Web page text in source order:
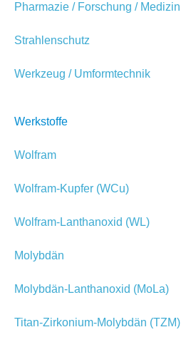
Pharmazie / Forschung / Medizin
Strahlenschutz
Werkzeug / Umformtechnik
Werkstoffe
Wolfram
Wolfram-Kupfer (WCu)
Wolfram-Lanthanoxid (WL)
Molybdän
Molybdän-Lanthanoxid (MoLa)
Titan-Zirkonium-Molybdän (TZM)